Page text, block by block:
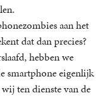
aan het
dat dan precies?
hebben we
smartphone eigenlijk
ten dienste van de